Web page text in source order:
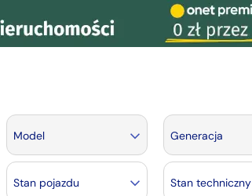
Model Generacja
Stan pojazdu Stan techniczny